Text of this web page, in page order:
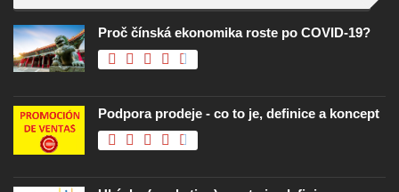
Proč čínská ekonomika roste po COVID-19?
Podpora prodeje - co to je, definice a koncept